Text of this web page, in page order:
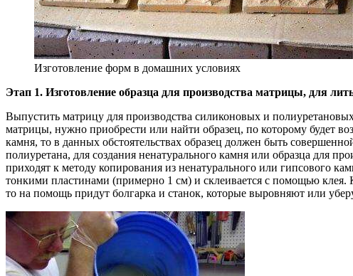
Изготовление форм в домашних условиях
Этап 1. Изготовление образца для производства матрицы, для
Выпустить матрицу для производства силиконовых и
матрицы, нужно приобрести или найти образец, по которому будет
камня, то в данных обстоятельствах образец должен быть
полиуретана, для создания ненатурального камня или образца для
приходят к методу копирования из ненатурального или гипсового
тонкими пластинами (примерно 1 см) и склеивается с помощью
то на помощь придут болгарка и станок, которые выровняют или